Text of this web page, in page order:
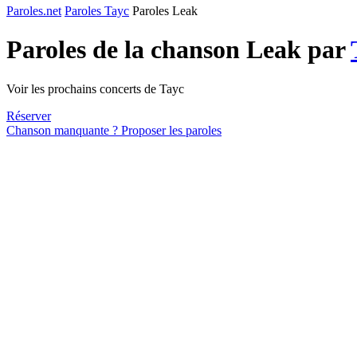
Paroles.net Paroles Tayc Paroles Leak
Paroles de la chanson Leak par
Voir les prochains concerts de Tayc
Réserver
Chanson manquante ? Proposer les paroles